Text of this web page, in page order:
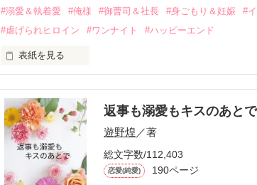
そして、ひょんなことから
酔った勢いで一夜を共にしてしまった。
さらに、美桜が初めてだと知った哲平は
甘やかしてくる。
そんなある日、哲平は美桜がストーカー被害に
遭っていることを知る。
美桜を守るため、哲平は同居を提案してきて――。
#溺愛＆執着愛 #俺様 #御曹司＆社長 #身ごもり＆妊娠 #
#虐げられヒロイン
#ワンナイト #ハッピーエンド
表紙を見る
帰国後、美桜は新しい職場でワンナイトした美青年
も関わらず、一族を離れて起業した新進気鋭の実業
人だったのだ――！
なぜか恭司から飼い猫の世話係を命じられた美桜は
返事も溺愛もキスのあとで
遊野煌 ／著
総文字数/112,403
恋愛(純愛) 190ページ